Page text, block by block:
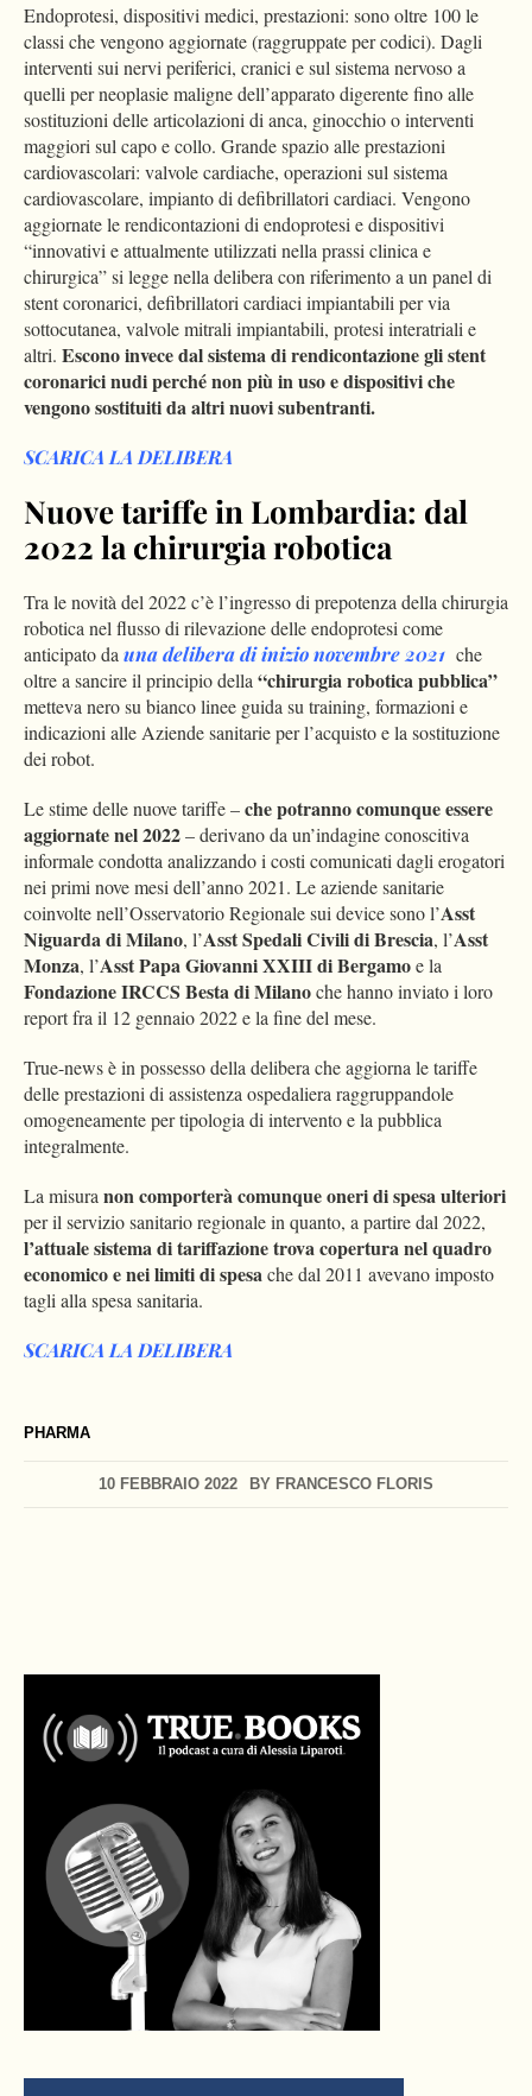
PHARMA
10 FEBBRAIO 2022 BY FRANCESCO FLORIS
Endoprotesi, dispositivi medici, prestazioni: sono oltre 100 le
classi che vengono aggiornate (raggruppate per codici). Dagli
interventi sui nervi periferici, cranici e sul sistema nervoso a
quelli per neoplasie maligne dell’apparato digerente fino alle
sostituzioni delle articolazioni di anca, ginocchio o interventi
maggiori sul capo e collo. Grande spazio alle prestazioni
cardiovascolari: valvole cardiache, operazioni sul sistema
cardiovascolare, impianto di defibrillatori cardiaci. Vengono
aggiornate le rendicontazioni di endoprotesi e dispositivi
“innovativi e attualmente utilizzati nella prassi clinica e
chirurgica” si legge nella delibera con riferimento a un panel di
stent coronarici, defibrillatori cardiaci impiantabili per via
sottocutanea, valvole mitrali impiantabili, protesi interatriali e
altri. Escono invece dal sistema di rendicontazione gli stent
coronarici nudi perché non più in uso e dispositivi che
vengono sostituiti da altri nuovi subentranti.
SCARICA LA DELIBERA
Nuove tariffe in Lombardia: dal
2022 la chirurgia robotica
Tra le novità del 2022 c’è l’ingresso di prepotenza della chirurgia
robotica nel flusso di rilevazione delle endoprotesi come
anticipato dauna delibera di inizio novembre 2021 che
oltre a sancire il principio della“chirurgia robotica pubblica”
metteva nero su bianco linee guida su training, formazioni e
indicazioni alle Aziende sanitarie per l’acquisto e la sostituzione
dei robot.
Le stime delle nuove tariffe –che potranno comunque essere
aggiornate nel 2022– derivano da un’indagine conoscitiva
informale condotta analizzando i costi comunicati dagli erogatori
nei primi nove mesi dell’anno 2021. Le aziende sanitarie
coinvolte nell’Osservatorio Regionale sui device sono l’Asst
Niguarda di Milano, l’Asst Spedali Civili di Brescia, l’Asst
Monza, l’Asst Papa Giovanni XXIII di Bergamoe la
Fondazione IRCCS Besta di Milanoche hanno inviato i loro
report fra il 12 gennaio 2022 e la fine del mese.
True-news è in possesso della delibera che aggiorna le tariffe
delle prestazioni di assistenza ospedaliera raggruppandole
omogeneamente per tipologia di intervento e la pubblica
integralmente.
La misuranon comporterà comunque oneri di spesa ulteriori
per il servizio sanitario regionale in quanto, a partire dal 2022,
l’attuale sistema di tariffazione trova copertura nel quadro
economico e nei limiti di spesache dal 2011 avevano imposto
tagli alla spesa sanitaria.
SCARICA LA DELIBERA